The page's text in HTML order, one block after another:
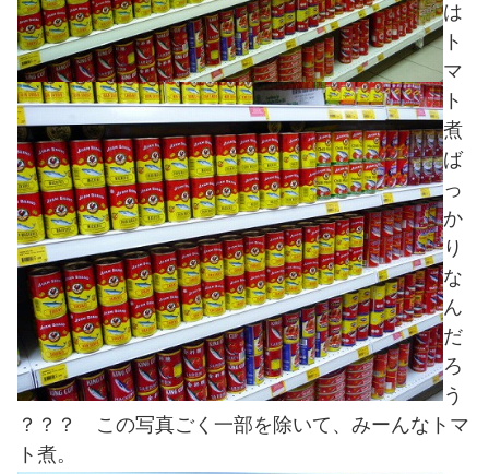
は
ト
マ
ト
煮
ば
っ
か
り
な
ん
だ
ろ
う
？？？ この写真ごく一部を除いて、みーんなトマ
ト煮。